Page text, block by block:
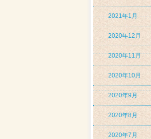
2021年1月
2020年12月
2020年11月
2020年10月
2020年9月
2020年8月
2020年7月